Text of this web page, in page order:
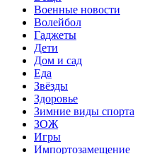
Военные новости
Волейбол
Гаджеты
Дети
Дом и сад
Еда
Звёзды
Здоровье
Зимние виды спорта
ЗОЖ
Игры
Импортозамещение